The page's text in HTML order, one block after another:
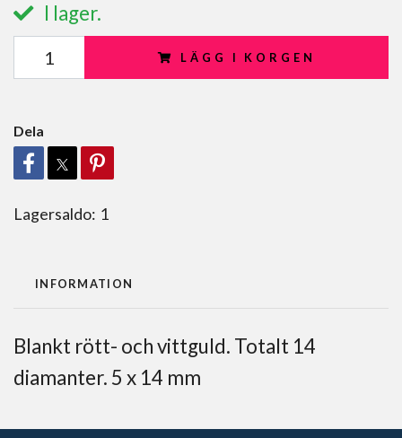
I lager.
LÄGG I KORGEN
Dela
Lagersaldo: 1
INFORMATION
Blankt rött- och vittguld. Totalt 14
diamanter. 5 x 14 mm